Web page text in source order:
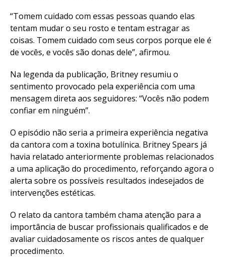
“Tomem cuidado com essas pessoas quando elas
tentam mudar o seu rosto e tentam estragar as
coisas. Tomem cuidado com seus corpos porque ele é
de vocês, e vocês são donas dele”, afirmou.
Na legenda da publicação, Britney resumiu o
sentimento provocado pela experiência com uma
mensagem direta aos seguidores: “Vocês não podem
confiar em ninguém”.
O episódio não seria a primeira experiência negativa
da cantora com a toxina botulínica. Britney Spears já
havia relatado anteriormente problemas relacionados
a uma aplicação do procedimento, reforçando agora o
alerta sobre os possíveis resultados indesejados de
intervenções estéticas.
O relato da cantora também chama atenção para a
importância de buscar profissionais qualificados e de
avaliar cuidadosamente os riscos antes de qualquer
procedimento.